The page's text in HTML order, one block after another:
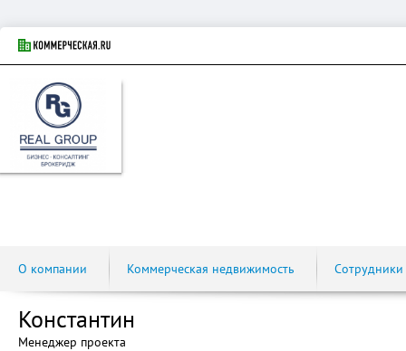
О компании Коммерческая недвижимость Сотрудники
Константин
Менеджер проекта